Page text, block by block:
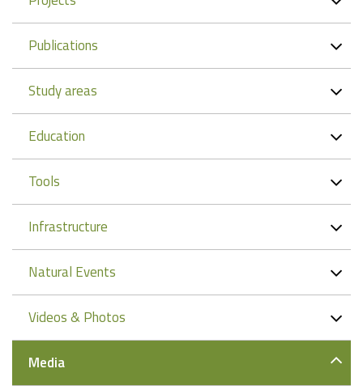
Publications
Study areas
Education
Tools
Infrastructure
Natural Events
Videos & Photos
Media